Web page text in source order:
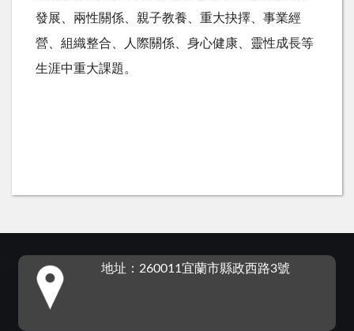
發展、兩性關係、親子教養、重大抉擇、事業經
營、組織整合、人際關係、身心健康、靈性成長等
生涯中重大課題。
地址：260011宜蘭市縣政西路3號